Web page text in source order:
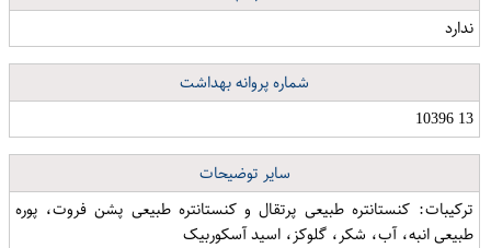
ندارد
شماره پروانه بهداشت
13 10396
سایر توضیحات
ترکیبات: کنستانتره طبیعی پرتقال و کنستانتره طبیعی پشن فروت، پوره
طبیعی انبه، آب، شکر، گلوکز، اسید آسکوربیک